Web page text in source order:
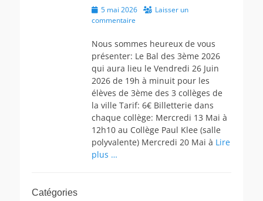
Posted
on
5 mai 2026
Laisser un
commentaire
Nous sommes heureux de vous
présenter: Le Bal des 3ème 2026
qui aura lieu le Vendredi 26 Juin
2026 de 19h à minuit pour les
élèves de 3ème des 3 collèges de
la ville Tarif: 6€ Billetterie dans
chaque collège: Mercredi 13 Mai à
12h10 au Collège Paul Klee (salle
polyvalente) Mercredi 20 Mai à Lire
plus …
Catégories